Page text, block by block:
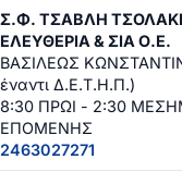
Σ.Φ. ΤΣΑΒΛΗ
ΕΛΕΥΘΕΡΙΑ & ΣΙΑ Ο.Ε.
ΒΑΣΙΛΕΩΣ
έναντι Δ.Ε.Τ.Η.Π.)
8:30 ΠΡΩΙ - 2:30
ΕΠΟΜΕΝΗΣ
2463027271